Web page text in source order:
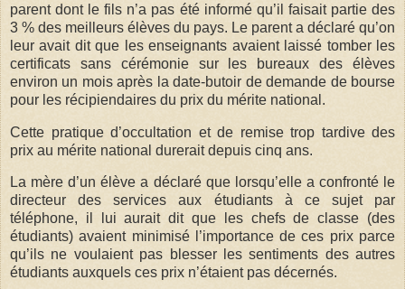
parent dont le fils n’a pas été informé qu’il faisait partie des
3 % des meilleurs élèves du pays. Le parent a déclaré qu’on
leur avait dit que les enseignants avaient laissé tomber les
certificats sans cérémonie sur les bureaux des élèves
environ un mois après la date-butoir de demande de bourse
pour les récipiendaires du prix du mérite national.
Cette pratique d’occultation et de remise trop tardive des
prix au mérite national durerait depuis cinq ans.
La mère d’un élève a déclaré que lorsqu’elle a confronté le
directeur des services aux étudiants à ce sujet par
téléphone, il lui aurait dit que les chefs de classe (des
étudiants) avaient minimisé l’importance de ces prix parce
qu’ils ne voulaient pas blesser les sentiments des autres
étudiants auxquels ces prix n’étaient pas décernés.